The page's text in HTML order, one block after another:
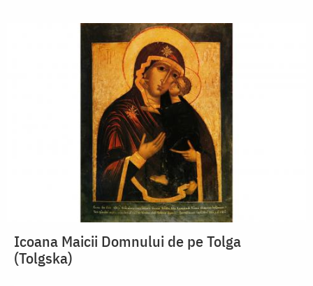
Icoana Maicii Domnului de pe Tolga
(Tolgska)